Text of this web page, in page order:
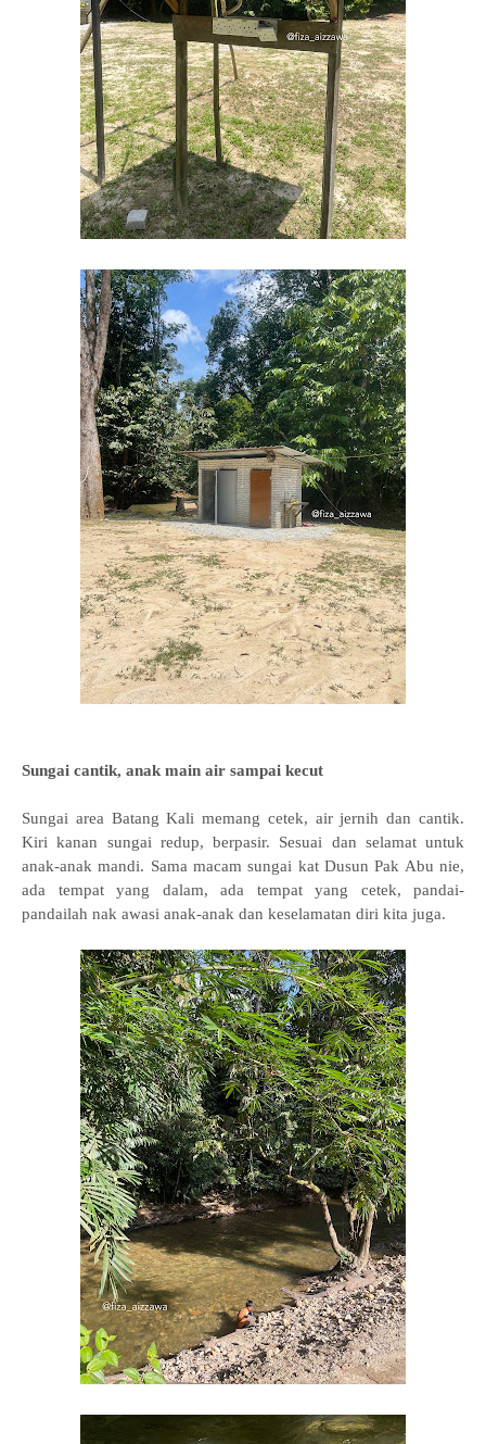
Sungai cantik, anak main air sampai kecut
Sungai area Batang Kali memang cetek, air jernih dan cantik.
Kiri kanan sungai redup, berpasir. Sesuai dan selamat untuk
anak-anak mandi. Sama macam sungai kat Dusun Pak Abu nie,
ada tempat yang dalam, ada tempat yang cetek, pandai-
pandailah nak awasi anak-anak dan keselamatan diri kita juga.